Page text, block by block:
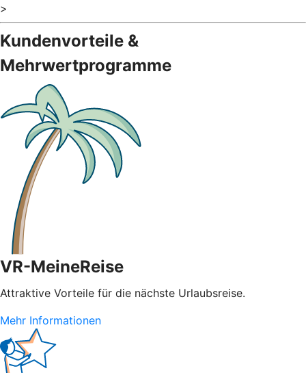
>
Kundenvorteile &
Mehrwertprogramme
VR-MeineReise
Attraktive Vorteile für die nächste Urlaubsreise.
Mehr Informationen